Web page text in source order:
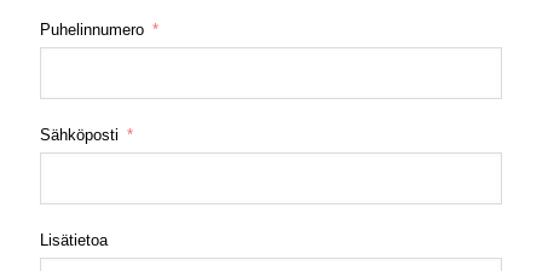
Puhelinnumero
Sähköposti
Lisätietoa